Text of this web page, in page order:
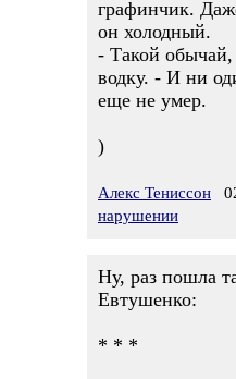
графинчик.
он холодный.
- Такой
водку. - И ни
еще не умер.
)
Алекс Тениссон
нарушении
Ну, раз пошла
Евтушенко:
* * *